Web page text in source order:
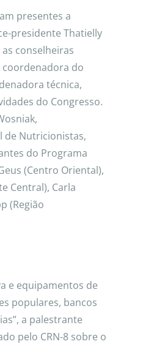
presentes a
presidente Thatielly
conselheiras
coordenadora do
técnica,
do Congresso.
de Nutricionistas,
do Programa
(Centro Oriental),
Central), Carla
(Região
e equipamentos de
populares, bancos
a palestrante
pelo CRN-8 sobre o